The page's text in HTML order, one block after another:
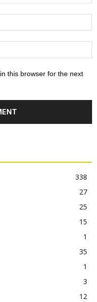
this browser for the next
338
27
25
15
1
35
1
3
12